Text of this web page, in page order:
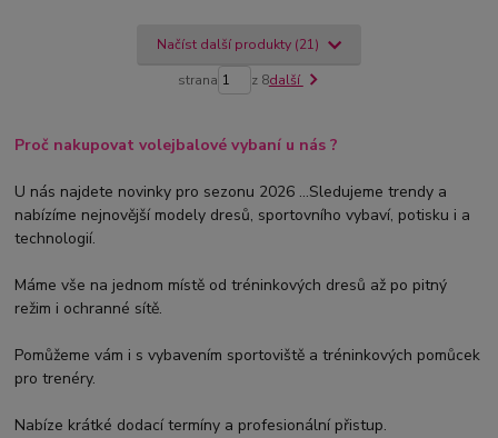
Načíst další produkty (21)
strana z 8další
Proč nakupovat volejbalové vybaní u nás ?
U nás najdete novinky pro sezonu 2026 ...Sledujeme trendy a
nabízíme nejnovější modely dresů, sportovního vybaví, potisku i a
technologií.
Máme vše na jednom místě od tréninkových dresů až po pitný
režim i ochranné sítě.
Pomůžeme vám i s vybavením sportoviště a tréninkových pomůcek
pro trenéry.
Nabíze krátké dodací termíny a profesionální přistup.